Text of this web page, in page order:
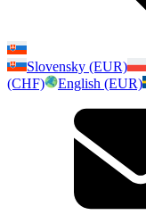
Slovensky (EUR)
(CHF)
English (EUR)